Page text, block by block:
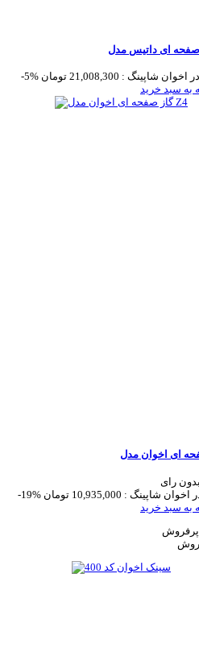
-5% اخوان شاپینگ : 21,008,300 تومان
به سبد خرید
بدون رای
-19%
اخوان شاپینگ : 10,935,000 تومان
به سبد خرید
پرفروش